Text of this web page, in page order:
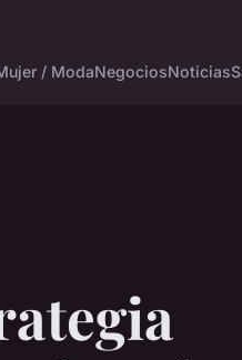
/ ModaNegociosNoticias